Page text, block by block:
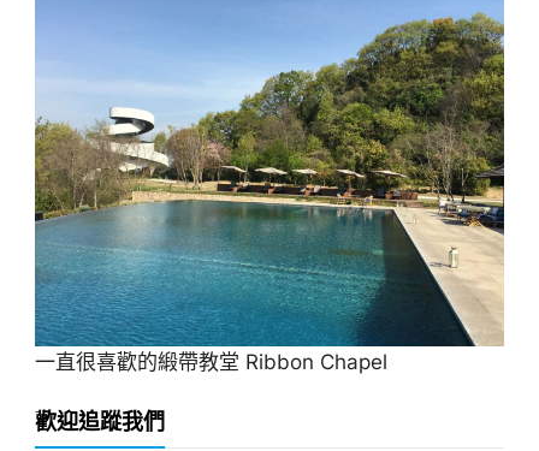
一直很喜歡的緞帶教堂 Ribbon Chapel
歡迎追蹤我們